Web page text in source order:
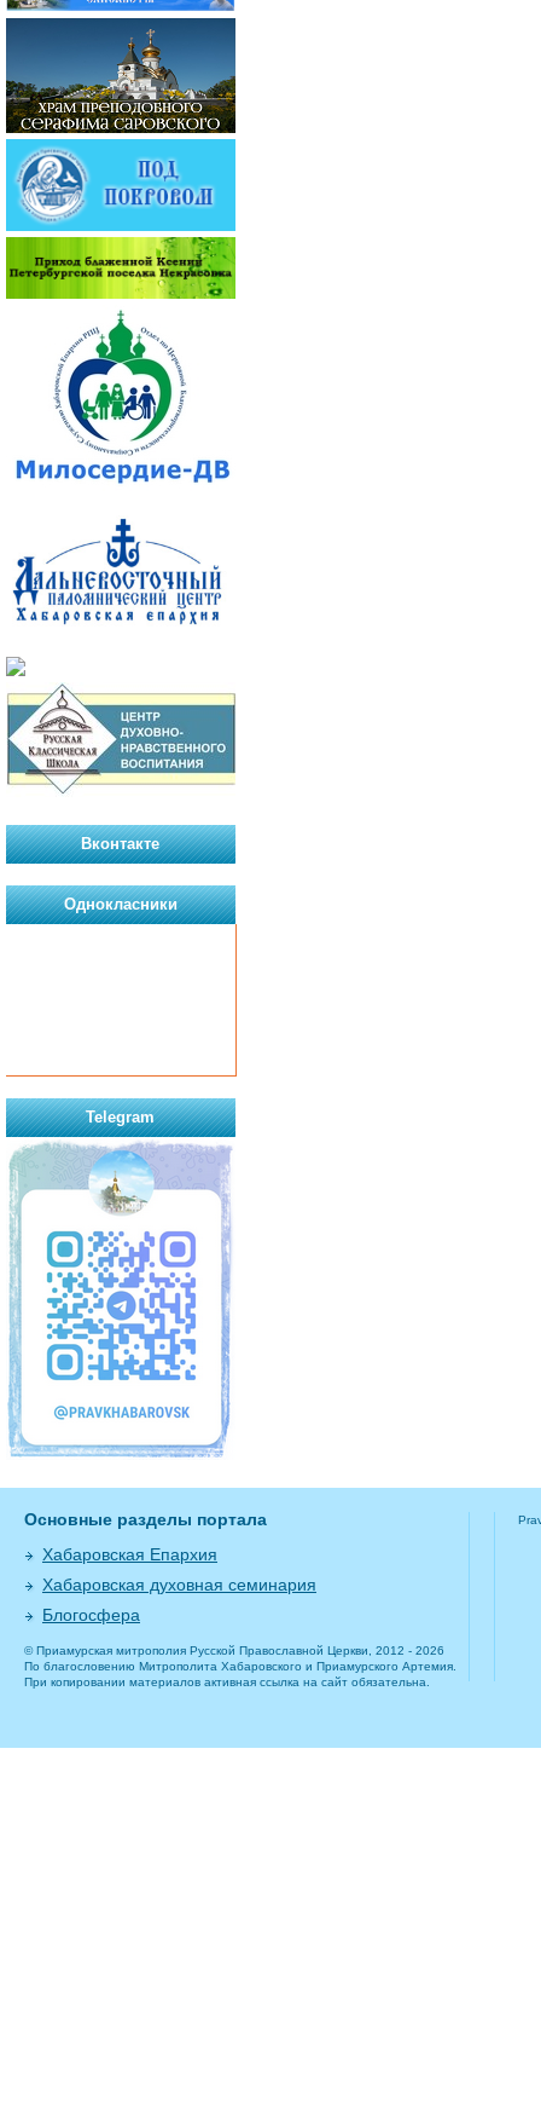
Вконтакте
Однокласники
Telegram
Основные разделы портала
Хабаровская Епархия
Хабаровская духовная семинария
Блогосфера
© Приамурская митрополия Русской Православной Церкви, 2012 - 2026
По благословению Митрополита Хабаровского и Приамурского Артемия.
При копировании материалов активная ссылка на сайт обязательна.